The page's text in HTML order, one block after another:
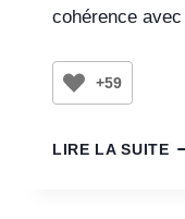
cohérence
+59
LIRE LA SUITE